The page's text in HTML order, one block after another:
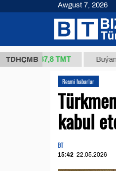
TDHÇMB
37,8 ТМТ Buýan
Resmi habarlar
kabul
BT
15:42 22.05.2026
Awgust 7, 2026